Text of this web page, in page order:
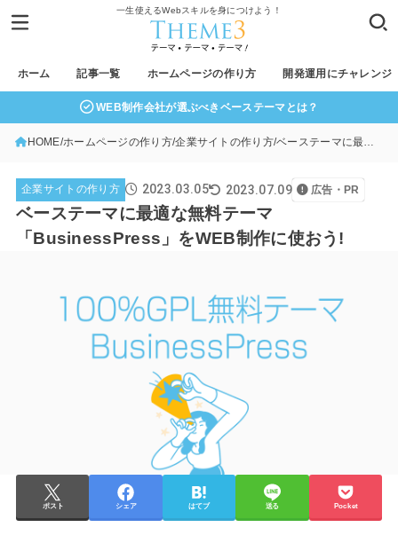
一生使えるWebスキルを身につけよう！
ホーム 記事一覧 ホームページの作り方 開発運用にチャレンジ
WEB制作会社が選ぶべきベーステーマとは？
HOME ホームページの作り方 企業サイトの作り方 ベーステーマに最適な無料テーマ「BusinessPress」をWEB制作に使おう!
企業サイトの作り方 2023.03.05 2023.07.09 広告・PR
ベーステーマに最適な無料テーマ
「BusinessPress」をWEB制作に使おう!
ポスト シェア はてブ 送る Pocket